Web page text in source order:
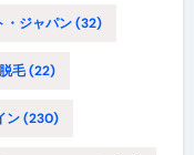
・ジャパン(32)
毛(22)
ン(230)